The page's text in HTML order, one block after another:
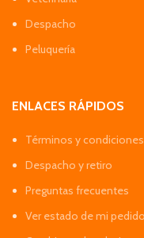
Despacho
Peluquería
ENLACES RÁPIDOS
Términos y condiciones
Despacho y retiro
Preguntas frecuentes
Ver estado de mi pedido